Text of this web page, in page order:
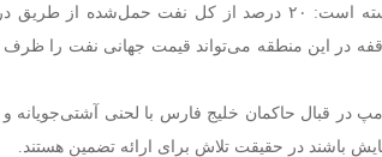
همچنان به آن وابسته است: ۲۰ درصد از کل نفت حمل‌شده
در قبال حاکمان خلیج فارس با لحنی آشتی‌جویانه و
باشند در حقیقت تلاش برای ارائه تضمین هستند.